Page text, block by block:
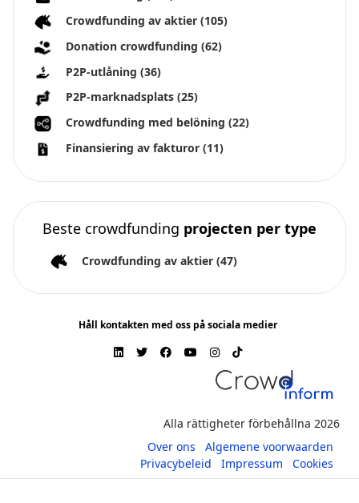
Crowdfunding av aktier (105)
Donation crowdfunding (62)
P2P-utlåning (36)
P2P-marknadsplats (25)
Crowdfunding med belöning (22)
Finansiering av fakturor (11)
Beste crowdfunding projecten per type
Crowdfunding av aktier (47)
Håll kontakten med oss på sociala medier
Alla rättigheter förbehållna 2026
Over ons
Algemene voorwaarden
Privacybeleid
Impressum Cookies